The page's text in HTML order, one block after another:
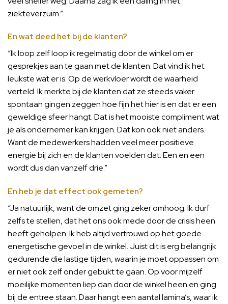
ziekteverzuim.”
En wat deed het bij de klanten?
“Ik loop zelf loop ik regelmatig door de winkel om er
gesprekjes aan te gaan met de klanten. Dat vind ik het
leukste wat er is. Op de werkvloer wordt de waarheid
verteld. Ik merkte bij de klanten dat ze steeds vaker
spontaan gingen zeggen hoe fijn het hier is en dat er een
geweldige sfeer hangt. Dat is het mooiste compliment wat
je als ondernemer kan krijgen. Dat kon ook niet anders.
Want de medewerkers hadden veel meer positieve
energie bij zich en de klanten voelden dat. Een en een
wordt dus dan vanzelf drie.”
En heb je dat effect ook gemeten?
“Ja natuurlijk, want de omzet ging zeker omhoog. Ik durf
zelfs te stellen, dat het ons ook mede door de crisis heen
heeft geholpen. Ik heb altijd vertrouwd op het goede
energetische gevoel in de winkel. Juist dit is erg belangrijk
gedurende die lastige tijden, waarin je moet oppassen om
er niet ook zelf onder gebukt te gaan. Op voor mijzelf
moeilijke momenten liep dan door de winkel heen en ging
bij de entree staan. Daar hangt een aantal lamina’s, waar ik